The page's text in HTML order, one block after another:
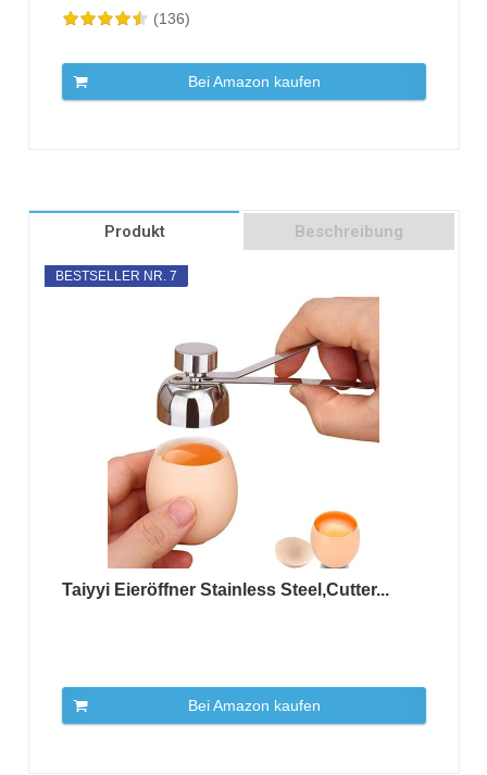
(136)
Bei Amazon kaufen
Produkt Beschreibung
BESTSELLER NR. 7
Taiyyi Eieröffner Stainless Steel,Cutter...
Bei Amazon kaufen